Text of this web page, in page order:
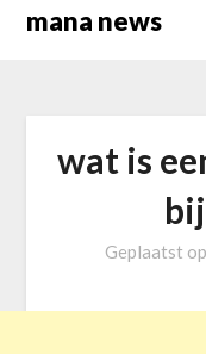
Overslaan
mana news
wat is
Geplaatst op